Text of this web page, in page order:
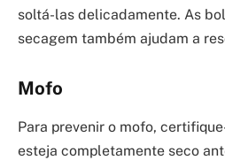
soltá-las delicadamente. As
secagem também ajudam a
Mofo
Para prevenir o mofo,
esteja completamente seco